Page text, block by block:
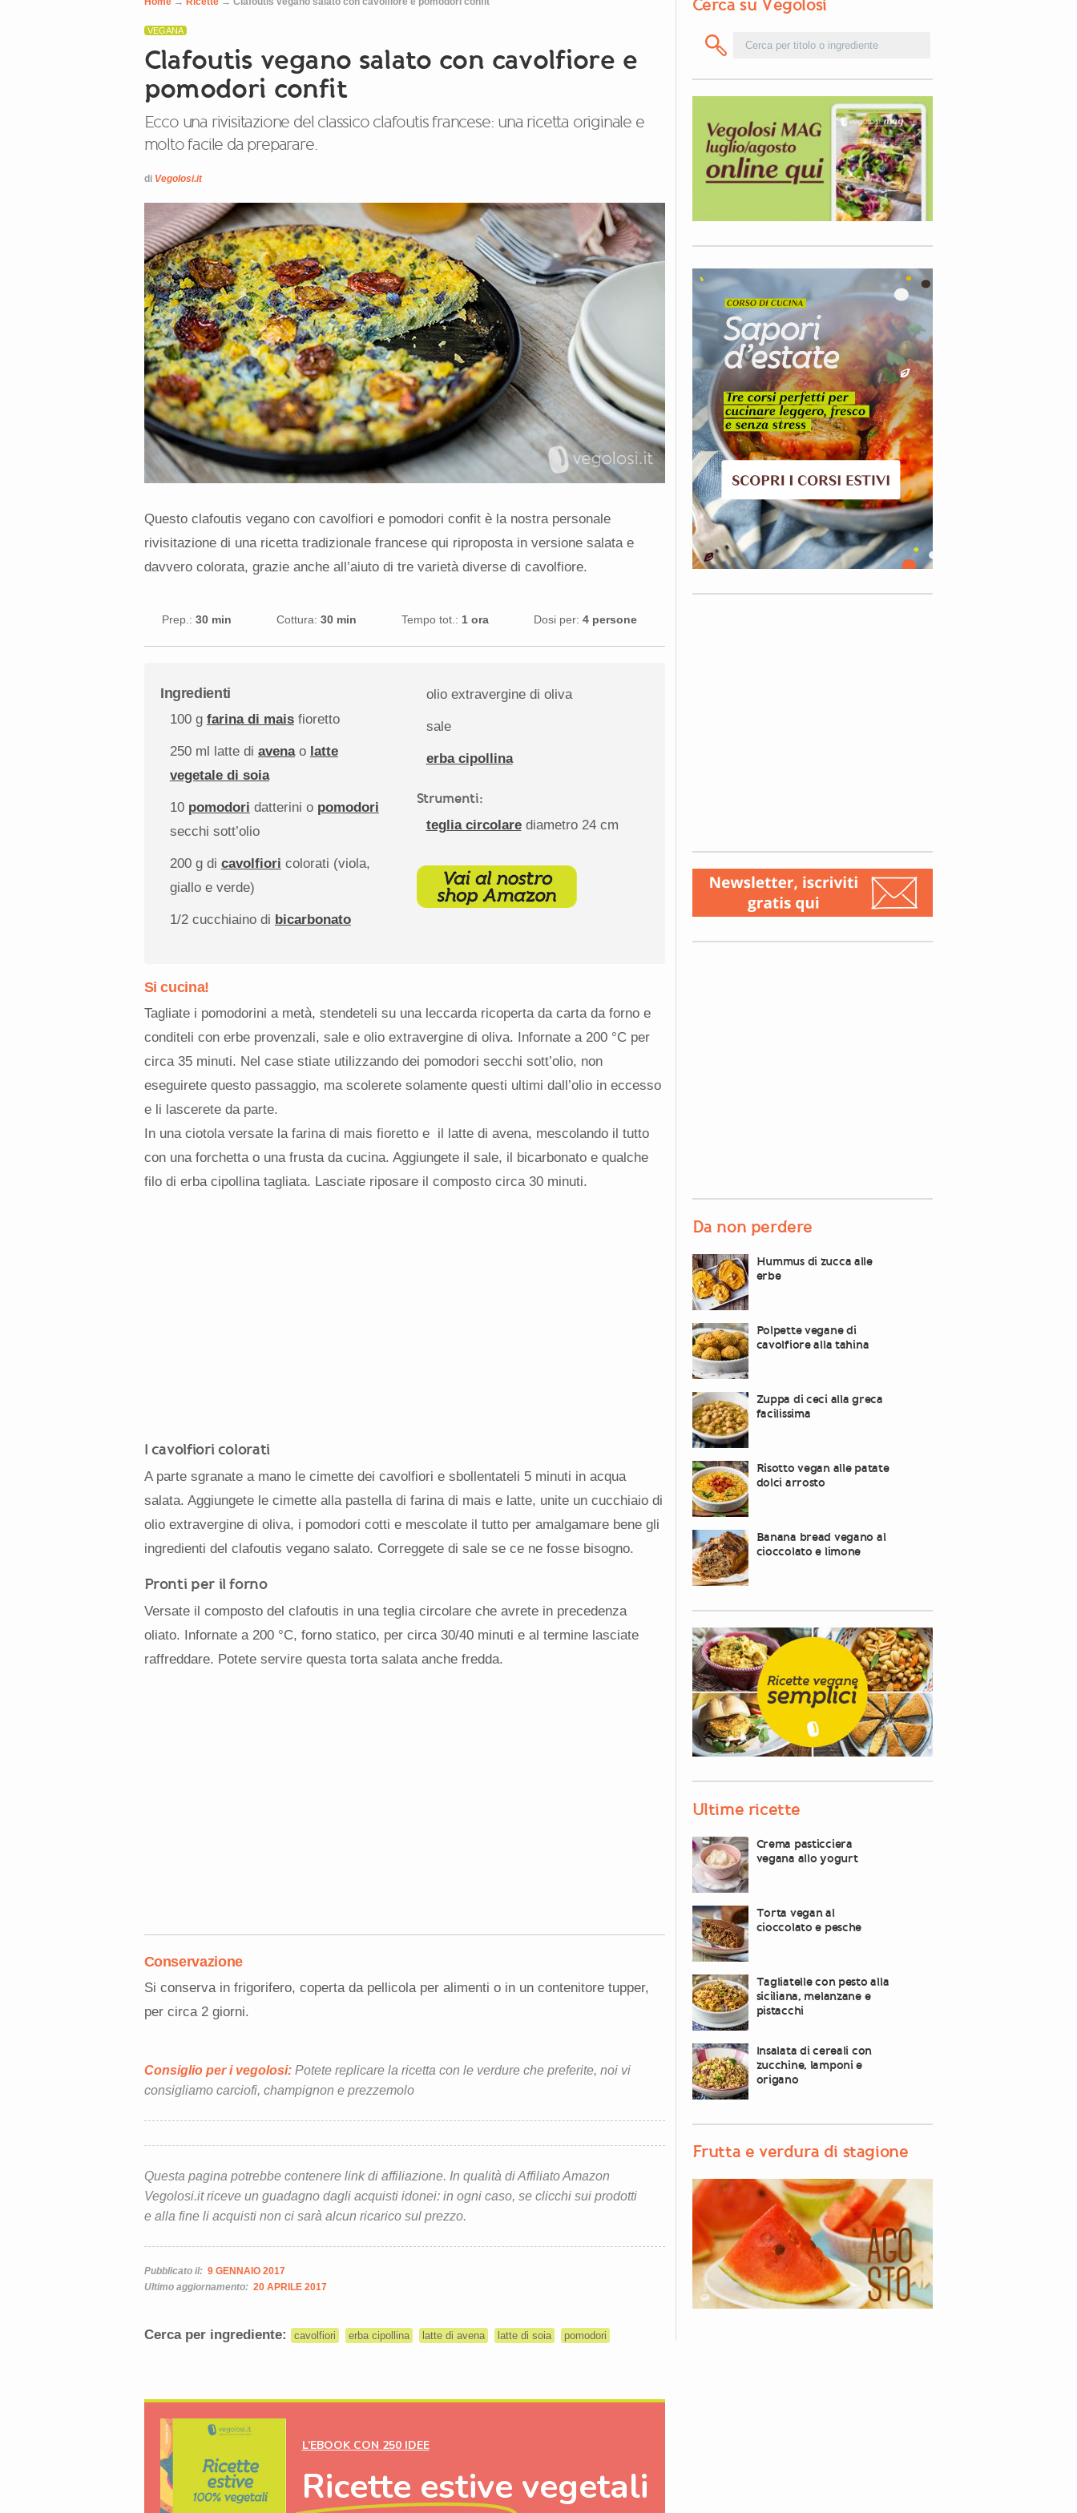
VEGANA
Clafoutis vegano salato con cavolfiore e
pomodori confit
Ecco una rivisitazione del classico clafoutis francese: una ricetta originale e
molto facile da preparare.
di Vegolosi.it
Questo clafoutis vegano con cavolfiori e pomodori confit è la nostra personale
rivisitazione di una ricetta tradizionale francese qui riproposta in versione salata e
davvero colorata, grazie anche all’aiuto di tre varietà diverse di cavolfiore.
Prep.: 30 min Cottura: 30 min Tempo tot.: 1 ora Dosi per: 4 persone
Ingredienti
100 g farina di maisfioretto
250ml latte di avenao latte
vegetale di soia
10 pomodori datterini o pomodori
secchi sott’olio
200 gdi cavolfiori colorati (viola,
giallo e verde)
1/2cucchiaino di bicarbonato
olio extravergine di oliva
sale
erba cipollina
Strumenti:
teglia circolarediametro 24 cm
Si cucina!
Tagliate i pomodorini a metà, stendeteli su una leccarda ricoperta da carta da forno e
conditeli con erbe provenzali, sale e olio extravergine di oliva. Infornate a 200 °C per
circa 35 minuti. Nel case stiate utilizzando dei pomodori secchi sott’olio, non
eseguirete questo passaggio, ma scolerete solamente questi ultimi dall’olio in eccesso
e li lascerete da parte.
In una ciotola versate la farina di mais fioretto e il latte di avena, mescolando il tutto
con una forchetta o una frusta da cucina. Aggiungete il sale, il bicarbonato e qualche
filo di erba cipollina tagliata. Lasciate riposare il composto circa 30 minuti.
I cavolfiori colorati
A parte sgranate a mano le cimette dei cavolfiori e sbollentateli 5 minuti in acqua
salata. Aggiungete le cimette alla pastella di farina di mais e latte, unite un cucchiaio di
olio extravergine di oliva, i pomodori cotti e mescolate il tutto per amalgamare bene gli
ingredienti del clafoutis vegano salato. Correggete di sale se ce ne fosse bisogno.
Pronti per il forno
Versate il composto del clafoutis in una teglia circolare che avrete in precedenza
oliato. Infornate a 200 °C, forno statico, per circa 30/40 minuti e al termine lasciate
raffreddare. Potete servire questa torta salata anche fredda.
Conservazione
Si conserva in frigorifero, coperta da pellicola per alimenti o in un contenitore tupper,
per circa 2 giorni.
Consiglio per i vegolosi:Potete replicare la ricetta con le verdure che preferite, noi vi
consigliamo carciofi, champignon e prezzemolo
Questa pagina potrebbe contenere link di affiliazione. In qualità di Affiliato Amazon
Vegolosi.it riceve un guadagno dagli acquisti idonei: in ogni caso, se clicchi sui prodotti
e alla fine li acquisti non ci sarà alcun ricarico sul prezzo.
Pubblicato il: 9 GENNAIO 2017
Ultimo aggiornamento: 20 APRILE 2017
Cerca per ingrediente: cavolfiori erba cipollina latte di avena latte di soia pomodori
L’EBOOK CON 250 IDEE
Ricette estive vegetali
Cerca su Vegolosi
Da non perdere
Hummus di zucca alle
erbe
Polpette vegane di
cavolfiore alla tahina
Zuppa di ceci alla greca
facilissima
Risotto vegan alle patate
dolci arrosto
Banana bread vegano al
cioccolato e limone
Ultime ricette
Crema pasticciera
vegana allo yogurt
Torta vegan al
cioccolato e pesche
Tagliatelle con pesto alla
siciliana, melanzane e
pistacchi
Insalata di cereali con
zucchine, lamponi e
origano
Frutta e verdura di stagione